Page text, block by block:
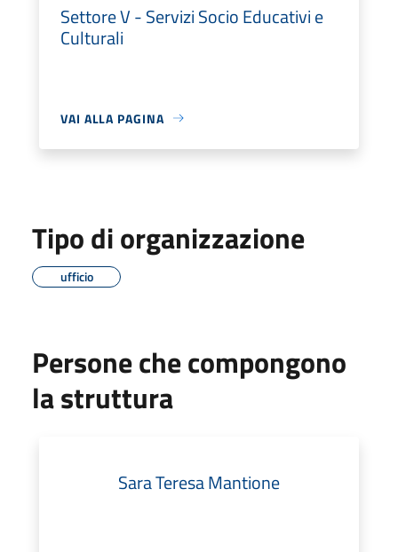
Settore V - Servizi Socio Educativi e
Culturali
VAI ALLA PAGINA
Tipo di organizzazione
ufficio
Persone che compongono
la struttura
Sara Teresa Mantione